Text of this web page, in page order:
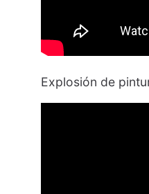
Explosión de